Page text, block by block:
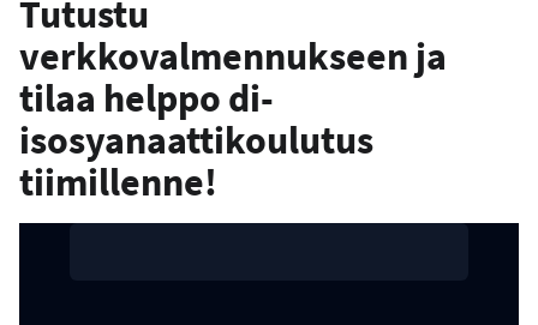
Tutustu
verkkovalmennukseen ja
tilaa helppo di-
isosyanaattikoulutus
tiimillenne!